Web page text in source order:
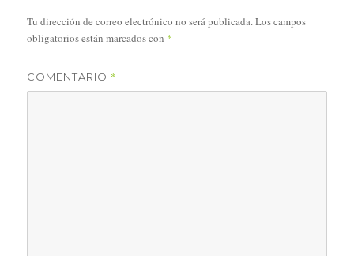
Tu dirección de correo electrónico no será publicada.Los campos
obligatorios están marcados con *
COMENTARIO *